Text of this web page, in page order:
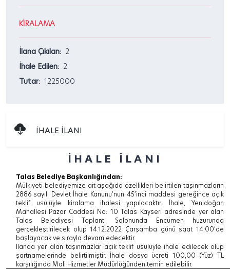
KİRALAMA
İlana Çıkılan: 2
İhale Edilen: 2
Tutar: 1225000
İHALE İLANI
İHALE İLANI
Talas Belediye Başkanlığından:
Mülkiyeti belediyemize ait aşağıda özellikleri belirtilen taşınmazların
2886 sayılı Devlet İhale Kanunu’nun 45’inci maddesi gereğince açık
teklif usulüyle kiralama ihalesi yapılacaktır. İhale, Yenidoğan
Mahallesi Pazar Caddesi No: 10 Talas Kayseri adresinde yer alan
Talas Belediyesi Toplantı Salonunda Encümen huzurunda
gerçekleştirilecek olup 14.12.2022 Çarşamba günü saat 14:00’de
başlayacak ve sırayla devam edecektir.
İlanda yer alan taşınmazlar açık teklif usulüyle ihale edilecek olup
şartnamelerinde belirtilmiştir. İhale dosya ücreti 100,00 (Yüz) TL
karşılığında Mali Hizmetler Müdürlüğünden temin edilebilir.